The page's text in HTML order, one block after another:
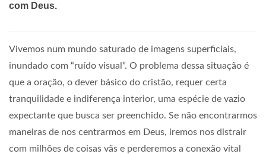
com Deus.
Vivemos num mundo saturado de imagens superficiais,
inundado com “ruído visual”. O problema dessa situação é
que a oração, o dever básico do cristão, requer certa
tranquilidade e indiferença interior, uma espécie de vazio
expectante que busca ser preenchido. Se não encontrarmos
maneiras de nos centrarmos em Deus, iremos nos distrair
com milhões de coisas vãs e perderemos a conexão vital